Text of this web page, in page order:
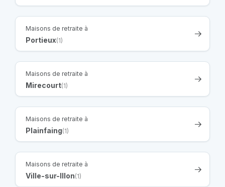
Maisons de retraite à
Portieux(1)
Maisons de retraite à
Mirecourt(1)
Maisons de retraite à
Plainfaing(1)
Maisons de retraite à
Ville-sur-Illon(1)